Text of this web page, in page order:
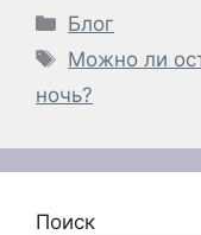
Рубрики
Блог
Метки
Можно ли
ночь?
Поиск